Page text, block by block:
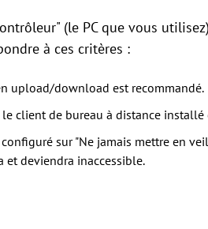
(le PC que vous
à ces critères :
upload/download est recommandé.
client de bureau à distance
sur "Ne jamais mettre en
et deviendra inaccessible.